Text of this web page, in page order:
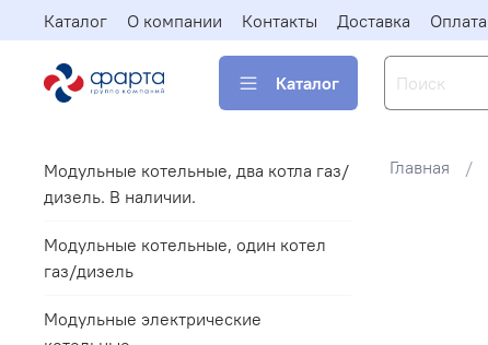
Каталог О компании Контакты Доставка Оплата
Каталог
Главная
Модульные котельные, два котла газ/
дизель. В наличии.
Модульные котельные, один котел
газ/дизель
Модульные электрические